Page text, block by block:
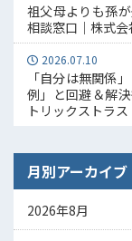
祖父母よりも孫
相談窓口｜株式
2026.07.10
「自分は無関係
例」と回避＆解
トリックストラス
月別アーカイブ
2026年8月